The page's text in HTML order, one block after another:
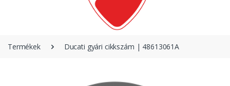
Termékek Ducati gyári cikkszám | 48613061A